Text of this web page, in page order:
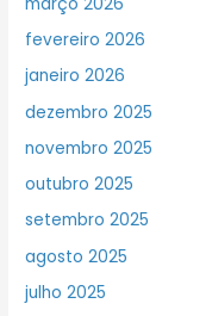
fevereiro 2026
janeiro 2026
dezembro 2025
novembro 2025
outubro 2025
setembro 2025
agosto 2025
julho 2025